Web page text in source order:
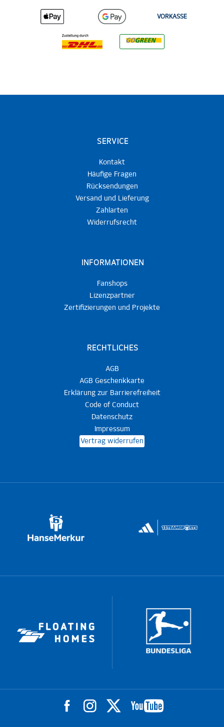
VORKASSE
SERVICE
Kontakt
Häufige Fragen
Rücksendungen
Versand und Lieferung
Zahlarten
Widerrufsrecht
INFORMATIONEN
Fanshops
Lizenzpartner
Zertifizierungen und Projekte
RECHTLICHES
AGB
AGB Geschenkkarte
Erklärung zur Barrierefreiheit
Code of Conduct
Datenschutz
Impressum
Vertrag widerrufen